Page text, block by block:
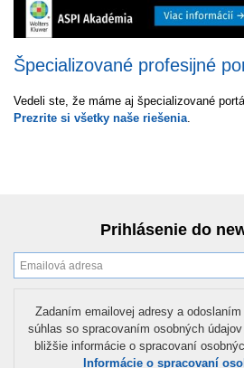
Špecializované profesijné
Vedeli ste, že máme aj špecializované
Prezrite si všetky naše riešenia.
Prihlásenie do
Zadaním emailovej adresy a
súhlas so spracovaním osobných
bližšie informácie o spracovaní
Informácie o spracovaní